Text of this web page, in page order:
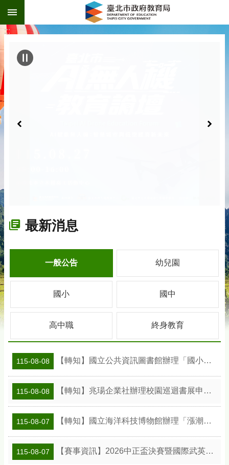
跳到主要內容區塊
:::
最新消息
一般公告 幼兒園
國小 國中
高中職 終身教育
115-08-08 【轉知】國立公共資訊圖書館辦理「國小班級訪問工作坊」活動及教案資訊
115-08-08 【轉知】兆瑒企業社辦理校園巡迴書展申請資訊
115-08-07 【轉知】國立海洋科技博物館辦理「漲潮時刻—原民智慧主題探索課程」參訪補助案
115-08-07 【賽事資訊】2026中正盃決賽暨國際武英盃武術精英錦標賽